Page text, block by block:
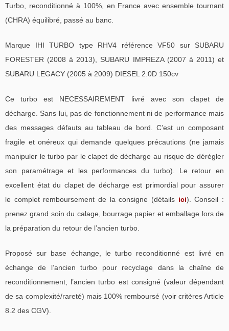
Turbo, reconditionné à 100%, en France avec ensemble tournant
(CHRA) équilibré, passé au banc.
Marque IHI TURBO type RHV4 référence VF50 sur SUBARU
FORESTER (2008 à 2013), SUBARU IMPREZA (2007 à 2011) et
SUBARU LEGACY (2005 à 2009) DIESEL 2.0D 150cv
Ce turbo est NECESSAIREMENT livré avec son clapet de
décharge. Sans lui, pas de fonctionnement ni de performance mais
des messages défauts au tableau de bord. C’est un composant
fragile et onéreux qui demande quelques précautions (ne jamais
manipuler le turbo par le clapet de décharge au risque de dérégler
son paramétrage et les performances du turbo). Le retour en
excellent état du clapet de décharge est primordial pour assurer
le complet remboursement de la consigne (détails ici). Conseil :
prenez grand soin du calage, bourrage papier et emballage lors de
la préparation du retour de l’ancien turbo.
Proposé sur base échange, le turbo reconditionné est livré en
échange de l’ancien turbo pour recyclage dans la chaîne de
reconditionnement, l’ancien turbo est consigné (valeur dépendant
de sa complexité/rareté) mais 100% remboursé (voir critères Article
8.2 des CGV).